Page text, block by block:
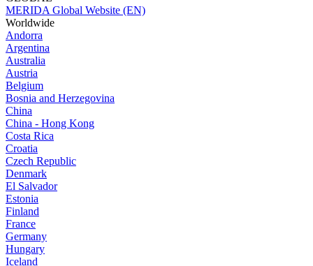
MERIDA Global Website (EN)
Worldwide
Andorra
Argentina
Australia
Austria
Belgium
Bosnia and Herzegovina
China
China - Hong Kong
Costa Rica
Croatia
Czech Republic
Denmark
El Salvador
Estonia
Finland
France
Germany
Hungary
Iceland